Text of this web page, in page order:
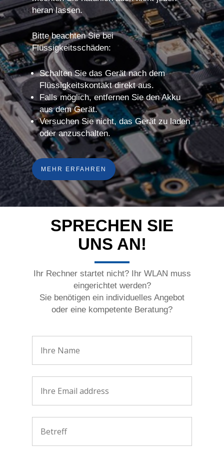
heran lassen.
Bitte beachten Sie bei
Flüssigkeitsschäden:
Schalten Sie das Gerät nach dem
Flüssigkeitskontakt direkt aus.
Falls möglich, entfernen Sie den Akku
aus dem Gerät.
Versuchen Sie nicht, das Gerät zu laden
oder anzuschalten.
MEHR ERFAHREN
SPRECHEN SIE
UNS AN!
Ihr Rechner startet nicht? Ihr WLAN muss
eingerichtet werden?
Sie benötigen ein individuelles Angebot
oder eine kompetente Beratung?